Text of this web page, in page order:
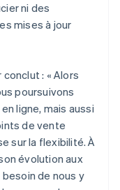
ni des
mises à jour
: « Alors
poursuivons
ligne, mais aussi
de vente
sur la flexibilité. À
évolution aux
de nous y